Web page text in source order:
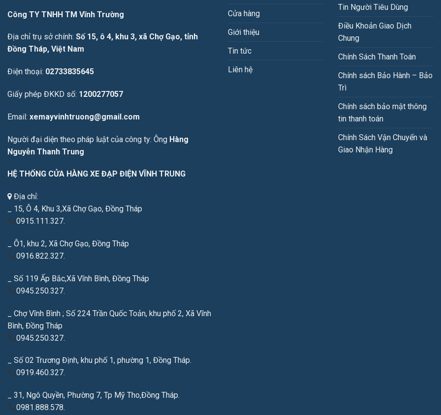
Công TY TNHH TM Vĩnh Trường
Địa chỉ trụ sở chính: Số 15, ô 4, khu 3, xã Chợ Gạo, tỉnh
Đồng Tháp, Việt Nam
Điện thoại: 02733835645
Giấy phép ĐKKD số: 1200277057
Email: xemayvinhtruong@gmail.com
Người đại diện theo pháp luật của công ty: Ông Hàng
Nguyễn Thanh Trung
HỆ THỐNG CỬA HÀNG XE ĐẠP ĐIỆN VĨNH TRUNG
Địa chỉ:
_ 15, Ô 4, Khu 3,Xã Chợ Gạo, Đồng Tháp
0915.111.327.
_ Ô1, khu 2, Xã Chợ Gạo, Đồng Tháp
0916.822.327.
_ Số 119 Ấp Bắc,Xã Vĩnh Bình, Đồng Tháp
0945.250.327.
_ Chợ Vĩnh Bình ; Số 224 Trần Quốc Toản, khu phố 2, Xã Vĩnh
Bình, Đồng Tháp
0945.250.327.
_ Số 02 Trương Định, khu phố 1, phường 1, Đồng Tháp.
0919.460.327.
_ 31, Ngô Quyền, Phường 7, Tp Mỹ Tho,Đồng Tháp.
0981.888.578.
Cửa hàng
Giới thiệu
Tin tức
Liên hệ
Tin Người Tiêu Dùng
Điều Khoản Giao Dịch
Chung
Chính Sách Thanh Toán
Chính sách Bảo Hành – Bảo
Trì
Chính sách bảo mật thông
tin thanh toán
Chính Sách Vận Chuyển và
Giao Nhận Hàng